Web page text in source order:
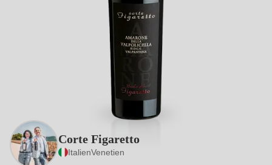
Corte Figaretto
ItalienVenetien